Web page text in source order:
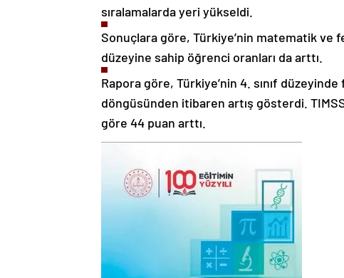
sıralamalarda yeri yükseldi.
Sonuçlara göre, Türkiye’nin matematik ve
düzeyine sahip öğrenci oranları da arttı.
Rapora göre, Türkiye’nin 4. sınıf
döngüsünden itibaren artış gösterdi.
göre 44 puan arttı.